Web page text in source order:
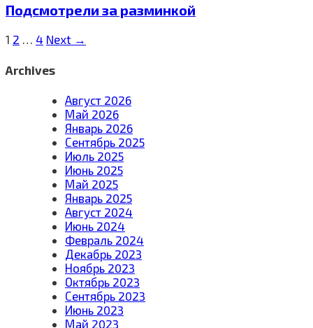
Подсмотрели за разминкой
1 2 4 Next →
Archives
Август 2026
Май 2026
Январь 2026
Сентябрь 2025
Июль 2025
Июнь 2025
Май 2025
Январь 2025
Август 2024
Июнь 2024
Февраль 2024
Декабрь 2023
Ноябрь 2023
Октябрь 2023
Сентябрь 2023
Июнь 2023
Май 2023